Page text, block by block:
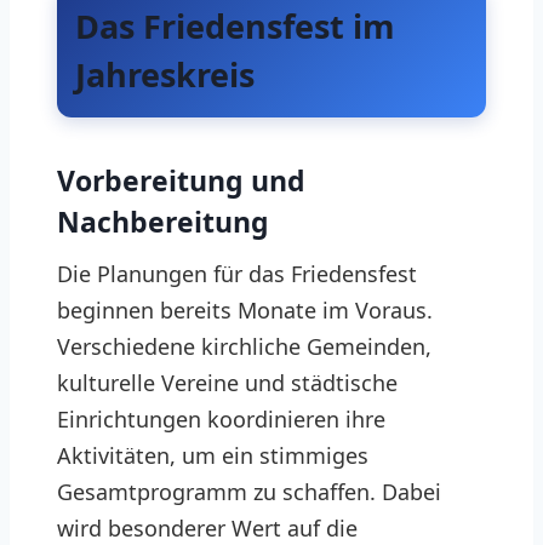
Das Friedensfest im
Jahreskreis
Vorbereitung und
Nachbereitung
Die Planungen für das Friedensfest
beginnen bereits Monate im Voraus.
Verschiedene kirchliche Gemeinden,
kulturelle Vereine und städtische
Einrichtungen koordinieren ihre
Aktivitäten, um ein stimmiges
Gesamtprogramm zu schaffen. Dabei
wird besonderer Wert auf die